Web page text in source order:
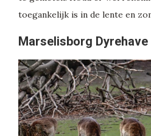
toegankelijk is in de lente en
Marselisborg Dyrehave